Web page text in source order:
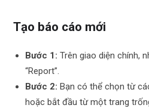
Tạo báo cáo mới
Bước 1: Trên giao diện chính,
“Report”.
Bước 2: Bạn có thể chọn từ
hoặc bắt đầu từ một trang